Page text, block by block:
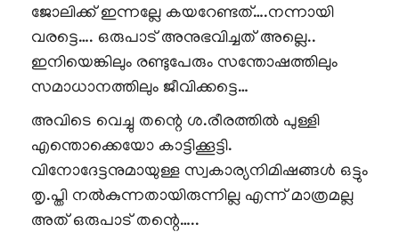
ജോലിക്ക് ഇന്നല്ലേ കയറേണ്ടത്….നന്നായി
വരട്ടെ…. ഒരുപാട് അനുഭവിച്ചത് അല്ലെ..
ഇനിയെങ്കിലും രണ്ടുപേരും സന്തോഷത്തിലും
സമാധാനത്തിലും ജീവിക്കട്ടെ…
അവിടെ വെച്ചു തന്റെ ശ.രീരത്തിൽ പുള്ളി
എന്തൊക്കെയോ കാട്ടിക്കൂട്ടി.
വിനോദേട്ടനുമായുള്ള സ്വകാര്യനിമിഷങ്ങൾ ഒട്ടും
തൃ.പ്തി നൽകുന്നതായിരുന്നില്ല എന്ന് മാത്രമല്ല
അത് ഒരുപാട് തന്റെ…..